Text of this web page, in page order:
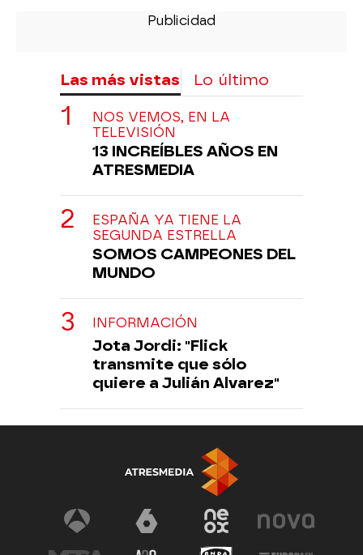
Las más vistas Lo último
NOS VEMOS, EN LA
TELEVISIÓN
13 INCREÍBLES AÑOS EN
ATRESMEDIA
ESPAÑA YA TIENE LA
SEGUNDA ESTRELLA
SOMOS CAMPEONES DEL
MUNDO
INFORMACIÓN
Jota Jordi: "Flick
transmite que sólo
quiere a Julián Alvarez"